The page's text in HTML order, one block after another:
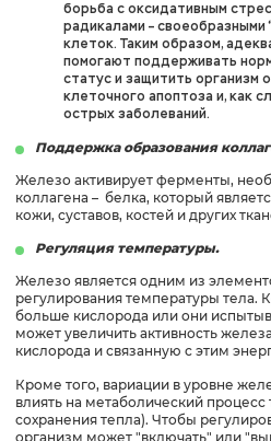
борьба с оксидативным
радикалами – своеобразными
клеток. Таким образом,
помогают поддерживать
статус и защитить организм
клеточного апоптоза и, как
острых заболеваний.
Поддержка образования
Железо активирует ферменты,
коллагена – белка, который
кожи, суставов, костей и других
Регуляция температуры.
Железо является одним из
регулирования температуры тела.
больше кислорода или они
может увеличить активность
кислорода и связанную с этим
Кроме того, вариации в уровне
влиять на метаболический
сохранения тепла). Чтобы
организм может "включать" или